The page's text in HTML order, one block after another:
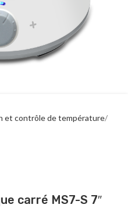
et contrôle de température
carré MS7-S 7″